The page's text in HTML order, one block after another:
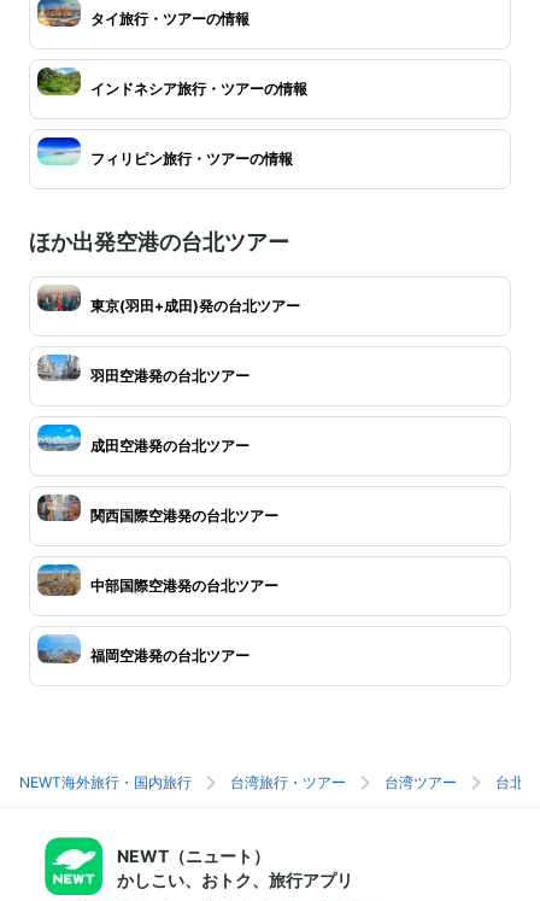
タイ旅行・ツアーの情報
インドネシア旅行・ツアーの情報
フィリピン旅行・ツアーの情報
ほか出発空港の台北ツアー
東京(羽田+成田)発の台北ツアー
羽田空港発の台北ツアー
成田空港発の台北ツアー
関西国際空港発の台北ツアー
中部国際空港発の台北ツアー
福岡空港発の台北ツアー
NEWT海外旅行・国内旅行 台湾旅行・ツアー 台湾ツアー 台北
NEWT（ニュート）
かしこい、おトク、旅行アプリ